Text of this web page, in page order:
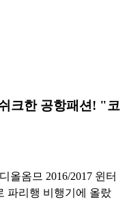
크한 공항패션! "코
올옴므 2016/2017 윈터
파리행 비행기에 올랐